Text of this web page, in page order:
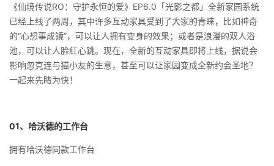
《仙境传说RO：守护永恒的爱》EP6.0「光影之都」全新家园系统
已经上线了两周，其中许多互动家具受到了大家的青睐，比如神奇
的“心想事成镜”，可以让人拥有变身的效果；或者是浪漫的双人浴
池，可以让人脸红心跳。现在，全新的互动家具即将上线，据说会
影响忽克连与猫小友的生意，甚至可以让家园变成全新约会圣地？
一起来先睹为快！
01、哈沃德的工作台
拥有哈沃德同款工作台